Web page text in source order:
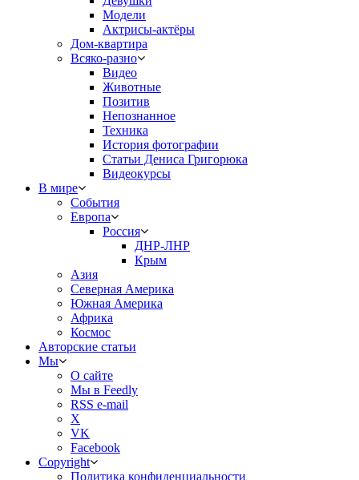
Модели
Актрисы-актёры
Дом-квартира
Всяко-разно
Видео
Животные
Позитив
Непознанное
Техника
История фотографии
Статьи Дениса Григорюка
Видеокурсы
В мире
События
Европа
Россия
ДНР-ЛНР
Крым
Азия
Северная Америка
Южная Америка
Африка
Космос
Авторские статьи
Мы
О сайте
Мы в Feedly
RSS e-mail
X
VK
Facebook
Copyright
Политика конфиденциальности